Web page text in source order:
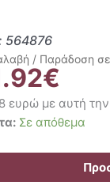
564876
/ Παράδοση
€
τιμή
είναι:
ευρώ με αυτή
Σε απόθεμα